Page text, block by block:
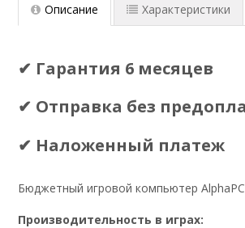
Описание Характеристики
✔ Гарантия 6 месяцев
✔ Отправка без
✔ Наложенный платеж
Бюджетный игровой компьютер
Производительность в играх: